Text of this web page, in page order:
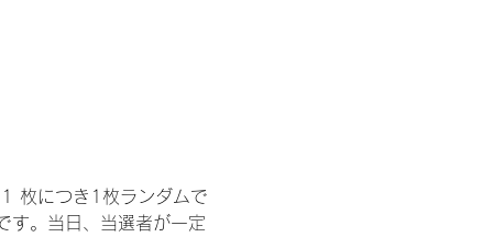
枚につき1枚ランダムで
す。当日、当選者が一定